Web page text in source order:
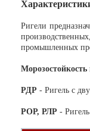
Ригели
промышленных
РДР - Ригель с
РОР, РЛР -